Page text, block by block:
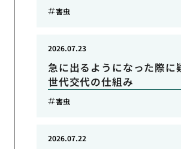
害虫
急に出るようになった際に
世代交代の仕組み
2026.07.23
害虫
2026.07.22